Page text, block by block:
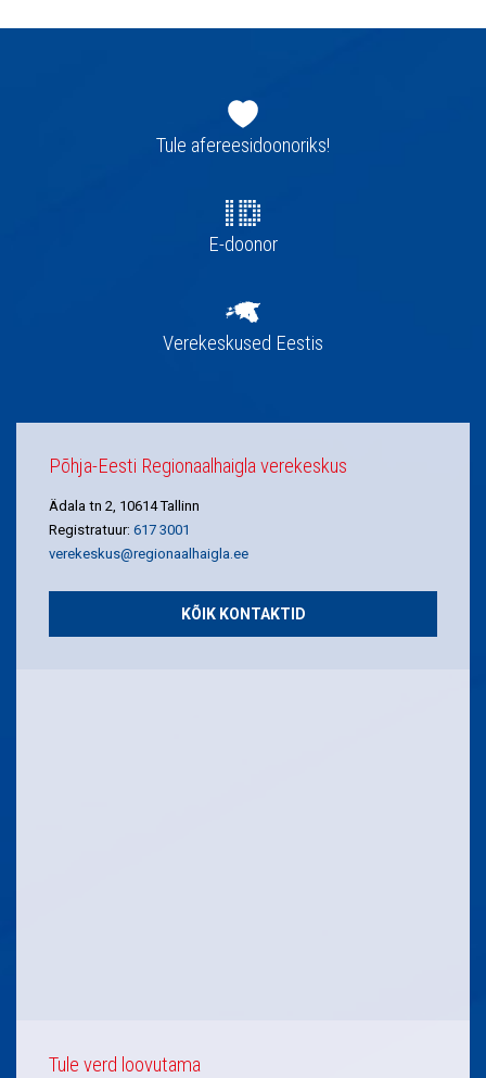
navigatsioonTule afereesidoonoriks!
E-doonor
Verekeskused Eestis
Põhja-Eesti Regionaalhaigla verekeskus
Ädala tn 2, 10614 Tallinn
Registratuur: 617 3001
verekeskus@regionaalhaigla.ee
KÕIK KONTAKTID
Tule verd loovutama